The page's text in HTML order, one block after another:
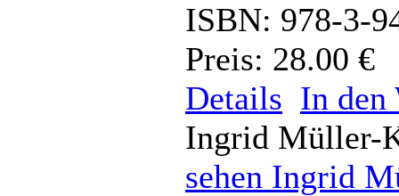
ISBN: 978-3-
Preis: 28.00 €
Details In den
Ingrid Müller-
sehen Ingrid